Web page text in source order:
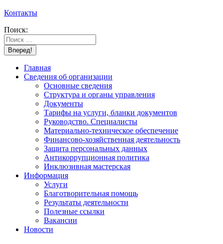
Контакты
Поиск:
Главная
Сведения об организации
Основные сведения
Структура и органы управления
Документы
Тарифы на услуги, бланки документов
Руководство. Специалисты
Материально-техническое обеспечение
Финансово-хозяйственная деятельность
Защита персональных данных
Антикоррупционная политика
Инклюзивная мастерская
Информация
Услуги
Благотворительная помощь
Результаты деятельности
Полезные ссылки
Вакансии
Новости